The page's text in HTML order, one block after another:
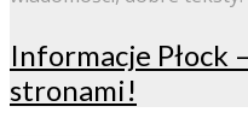
Informacje Płock
stronami!